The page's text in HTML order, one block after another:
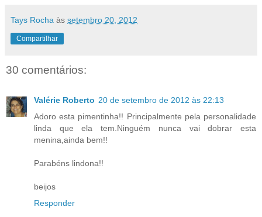
Tays Rocha às setembro 20, 2012
Compartilhar
30 comentários:
Valérie Roberto 20 de setembro de 2012 às 22:13
Adoro esta pimentinha!! Principalmente pela personalidade
linda que ela tem.Ninguém nunca vai dobrar esta
menina,ainda bem!!
Parabéns lindona!!
beijos
Responder